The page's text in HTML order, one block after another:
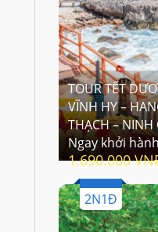
TOUR TẾT
VĨNH HY –
THẠCH –
Ngay khởi
1.690.000
2N1Đ